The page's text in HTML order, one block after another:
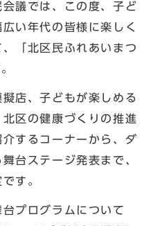
議では、この度、子ど
い年代の皆様に楽しく
「北区民ふれあいまつ
店、子どもが楽しめる
区の健康づくりの推進
するコーナーから、ダ
台ステージ発表まで、
す。
プログラムについて